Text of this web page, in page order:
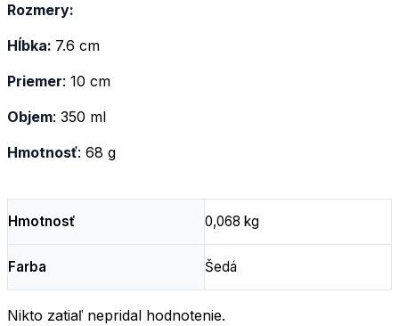
Rozmery:
Hĺbka: 7.6 cm
Priemer: 10 cm
Objem: 350 ml
Hmotnosť: 68 g
Hmotnosť 0,068 kg
Farba Šedá
Nikto zatiaľ nepridal hodnotenie.